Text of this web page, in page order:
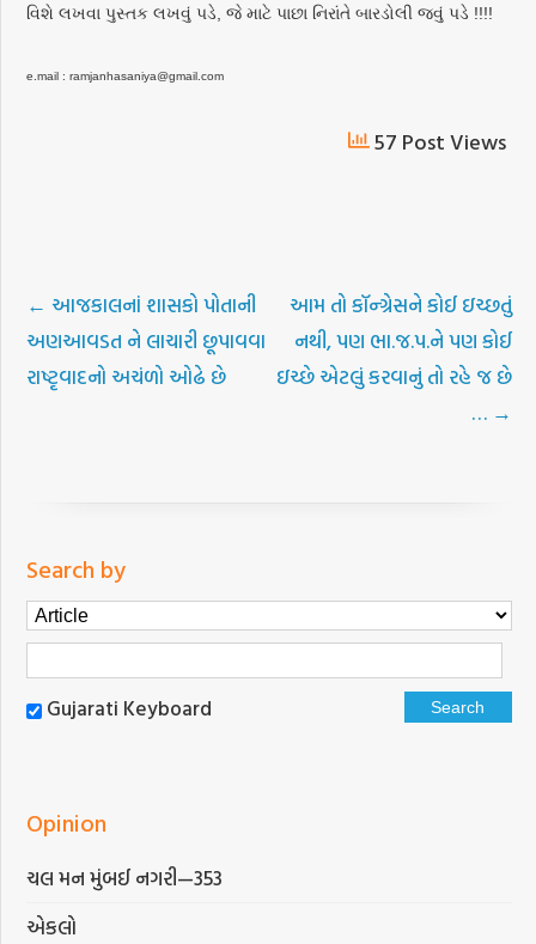
વિશે લખવા પુસ્તક લખવું પડે, જે માટે પાછા નિરાંતે બારડોલી જવું પડે !!!!
e.mail : ramjanhasaniya@gmail.com
57 Post Views
← આજકાલનાં શાસકો પોતાની
અણઆવડત ને લાચારી છૂપાવવા
રાષ્ટૃવાદનો અચંળો ઓઢે છે
આમ તો કૉન્ગ્રેસને કોઈ ઇચ્છતું
નથી, પણ ભા.જ.પ.ને પણ કોઈ
ઇચ્છે એટલું કરવાનું તો રહે જ છે
… →
Search by
Gujarati Keyboard
Opinion
ચલ મન મુંબઈ નગરી—353
એકલો